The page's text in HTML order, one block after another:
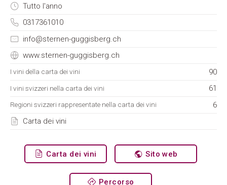
Tutto l'anno
0317361010
info@sternen-guggisberg.ch
www.sternen-guggisberg.ch
I vini della carta dei vini 90
I vini svizzeri nella carta dei vini 61
Regioni svizzeri rappresentate nella carta dei vini
6
Carta dei vini
Carta dei vini Sito web
Percorso